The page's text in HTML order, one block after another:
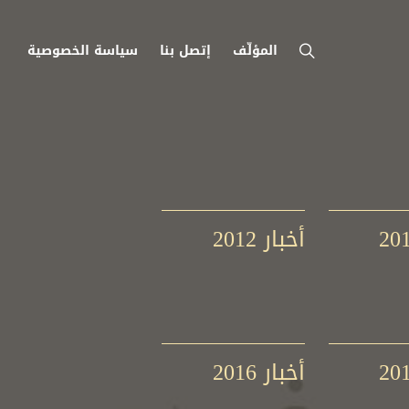
المؤلّف إتصل بنا سياسة الخصوصية
أخبار 2012
أخبار 2016